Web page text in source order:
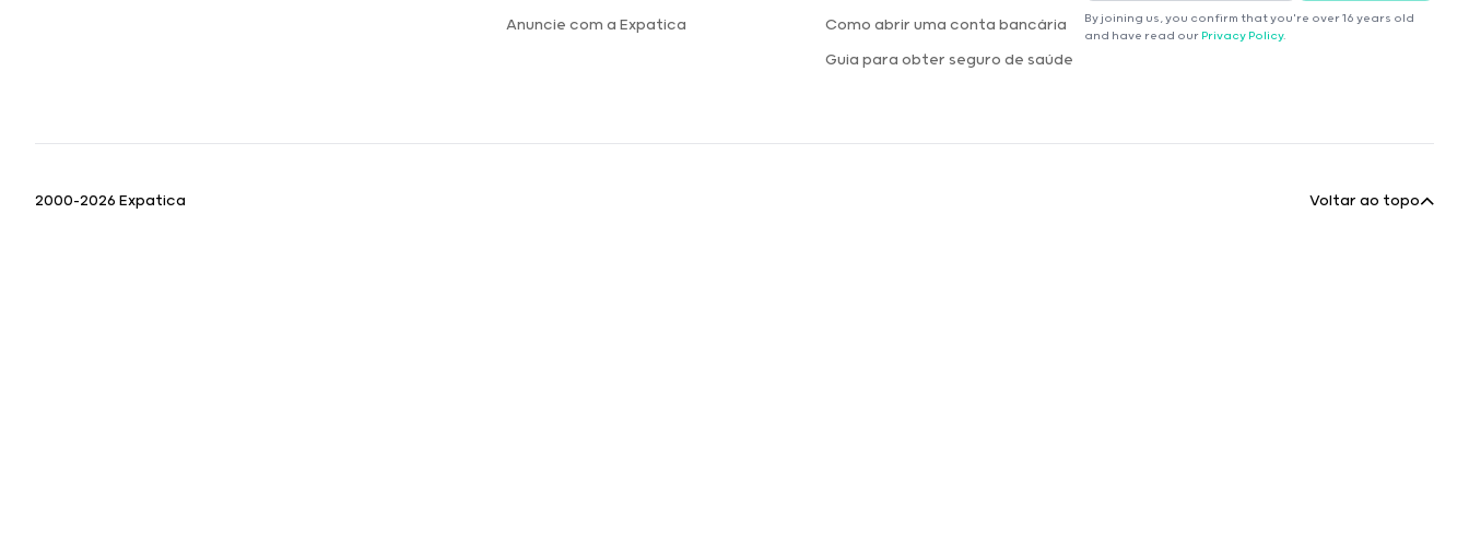
Anuncie com a Expatica
Como abrir uma conta bancária
Guia para obter seguro de saúde
By joining us, you confirm that you're over 16 years old
and have read our Privacy Policy.
2000-2026 Expatica Voltar ao topo